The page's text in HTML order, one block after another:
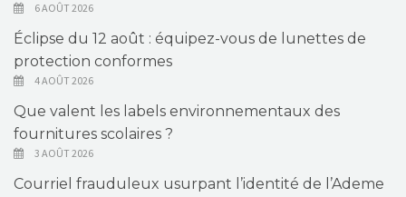
6 AOÛT 2026
Éclipse du 12 août : équipez-vous de lunettes de
protection conformes
4 AOÛT 2026
Que valent les labels environnementaux des
fournitures scolaires ?
3 AOÛT 2026
Courriel frauduleux usurpant l’identité de l’Ademe